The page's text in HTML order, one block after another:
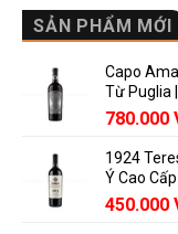
SẢN PHẨM MỚI
Capo
Từ Puglia
Giá
là:
858.000
780.000
1924
Ý Cao
Giá
450.000